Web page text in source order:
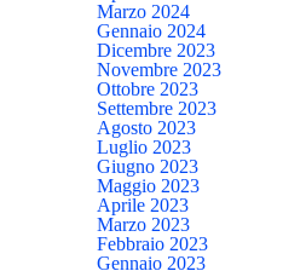
Marzo 2024
Gennaio 2024
Dicembre 2023
Novembre 2023
Ottobre 2023
Settembre 2023
Agosto 2023
Luglio 2023
Giugno 2023
Maggio 2023
Aprile 2023
Marzo 2023
Febbraio 2023
Gennaio 2023